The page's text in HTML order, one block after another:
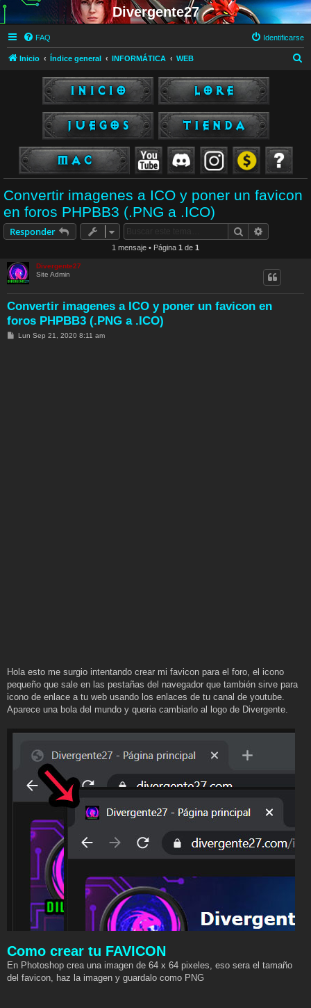
Divergente27
FAQ Identificarse
Inicio Índice general INFORMÁTICA WEB
Convertir imagenes a ICO y poner un favicon
en foros PHPBB3 (.PNG a .ICO)
Responder Buscar
1 mensaje • Página 1 de 1
Divergente27
Site Admin
Convertir imagenes a ICO y poner un favicon en
foros PHPBB3 (.PNG a .ICO)
MLun Sep 21, 2020 8:11 am
Hola esto me surgio intentando crear mi favicon para el foro, el icono
pequeño que sale en las pestañas del navegador que también sirve para
icono de enlace a tu web usando los enlaces de tu canal de youtube.
Aparece una bola del mundo y queria cambiarlo al logo de Divergente.
Como crear tu FAVICON
En Photoshop crea una imagen de 64 x 64 pixeles, eso sera el tamaño
del favicon, haz la imagen y guardalo como PNG